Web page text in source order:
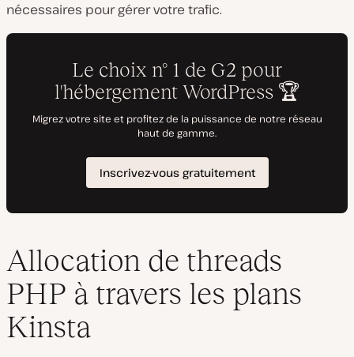
nécessaires pour gérer votre trafic.
Allocation de threads
PHP à travers les plans
Kinsta